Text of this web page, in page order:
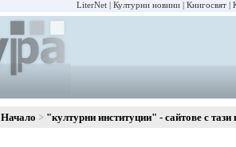
LiterNet Културни новини Книгосвят
Начало "културни институции" - сайтове с